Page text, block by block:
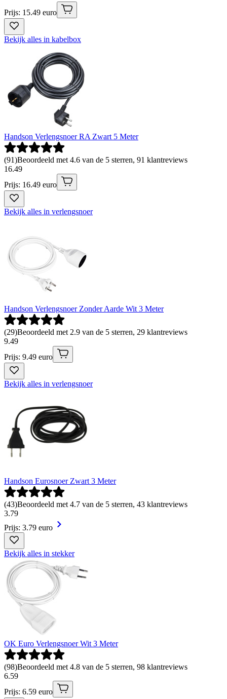
Prijs: 15.49 euro
Bekijk alles in kabelbox
Handson Verlengsnoer RA Zwart 5 Meter
(91)Beoordeeld met 4.6 van de 5 sterren, 91 klantreviews
16.49
Prijs: 16.49 euro
Bekijk alles in verlengsnoer
Handson Verlengsnoer Zonder Aarde Wit 3 Meter
(29)Beoordeeld met 2.9 van de 5 sterren, 29 klantreviews
9.49
Prijs: 9.49 euro
Bekijk alles in verlengsnoer
Handson Eurosnoer Zwart 3 Meter
(43)Beoordeeld met 4.7 van de 5 sterren, 43 klantreviews
3.79
Prijs: 3.79 euro
Bekijk alles in stekker
OK Euro Verlengsnoer Wit 3 Meter
(98)Beoordeeld met 4.8 van de 5 sterren, 98 klantreviews
6.59
Prijs: 6.59 euro